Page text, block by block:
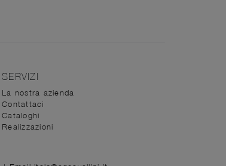
SERVIZI
La nostra azienda
Contattaci
Cataloghi
Realizzazioni